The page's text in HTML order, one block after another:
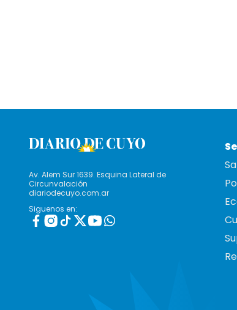
Av. Alem Sur 1639. Esquina Lateral de
Circunvalación
diariodecuyo.com.ar
Siguenos en: